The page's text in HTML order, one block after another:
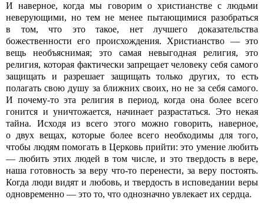
И наверное, когда мы говорим о христианстве с людьми
неверующими, но тем не менее пытающимися разобраться
в том, что это такое, нет лучшего доказательства
божественности его происхождения. Христианство — это
вещь необъяснимая; это самая невыгодная религия, это
религия, которая фактически запрещает человеку себя самого
защищать и разрешает защищать только других, то есть
полагать свою душу за ближних своих, но не за себя самого.
И почему-то эта религия в период, когда она более всего
гонится и уничтожается, начинает разрастаться. Это некая
тайна. Исходя из всего этого можно говорить, наверное,
о двух вещах, которые более всего необходимы для того,
чтобы людям помогать в Церковь прийти: это умение любить
— любить этих людей в том числе, и это твердость в вере,
наша готовность за веру что-то перенести, за веру постоять.
Когда люди видят и любовь, и твердость в исповедании веры
одновременно — это то, что однозначно увлекает их сердца.